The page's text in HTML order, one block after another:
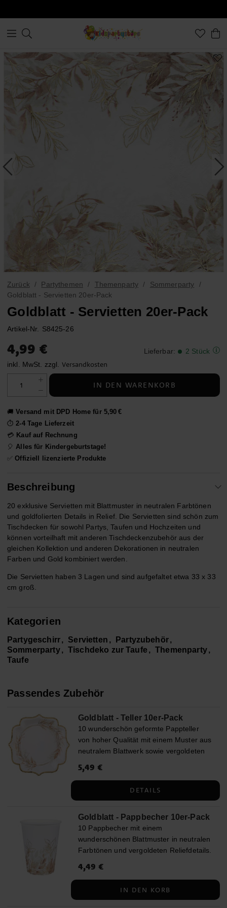
Zurück Partythemen Themenparty
Sommerparty
Goldblatt - Servietten 20er-Pack
Goldblatt - Servietten 20er-Pack
Artikel-Nr. S8425-26
Preis:4,99 €
4,99 €
inkl. MwSt. zzgl. Versandkosten
Lieferbar: 2 Stück
IN DEN WARENKORB
🚚Versand mit DPD Home für 5,90 €
⏱️2-4 Tage Lieferzeit
💳 Kauf auf Rechnung
🎈 Alles für Kindergeburtstage!
✅Offiziell lizenzierte Produkte
Beschreibung
20 exklusive Servietten mit Blattmuster in neutralen Farbtönen
und goldfolierten Details in Relief. Die Servietten sind schön zum
Tischdecken für sowohl Partys, Taufen und Hochzeiten und
können vorteilhaft mit anderen Tischdeckenzubehör aus der
gleichen Kollektion und anderen Dekorationen in neutralen
Farben und Gold kombiniert werden.
Die Servietten haben 3 Lagen und sind aufgefaltet etwa 33 x 33
cm groß.
Kategorien
Partygeschirr Servietten
Partyzubehör
Sommerparty
Tischdeko zur Taufe
Themenparty
Taufe
Passendes Zubehör
Goldblatt - Teller 10er-Pack
10 wunderschön geformte Pappteller
von hoher Qualität mit einem Muster aus
neutralem Blattwerk sowie vergoldeten
Die Teller passen sowohl zu Partys,
Kollektion und anderen Dekorationen in
neutralen Farben und Gold kombiniert
werden. Die Teller sind etwa 21 x 21 cm
groß.
Preis :5,49 €
5,49 €
DETAILS
Goldblatt - Pappbecher 10er-Pack
10 Pappbecher mit einem
wunderschönen Blattmuster in neutralen
Farbtönen und vergoldeten Reliefdetails.
fassen 270 ml.
Preis:4,49 €
4,49 €
IN DEN KORB